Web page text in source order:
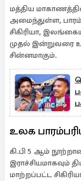
மத்திய
அமைந்துள்ள,
சிகிரியா,
முதல் இன்றுவரை
சின்னமாகும்.
உலக
கி.பி 5 ஆம்
இராச்சியமாகவும்
மாற்றப்பட்ட